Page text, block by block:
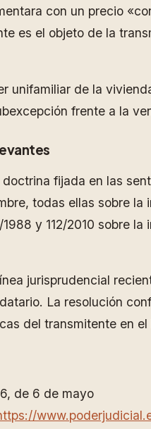
con un precio
es el objeto de la
unifamiliar de la
frente a la
fijada en las
todas ellas sobre
y 112/2010 sobre
jurisprudencial
La resolución
del transmitente en el
de 6 de mayo